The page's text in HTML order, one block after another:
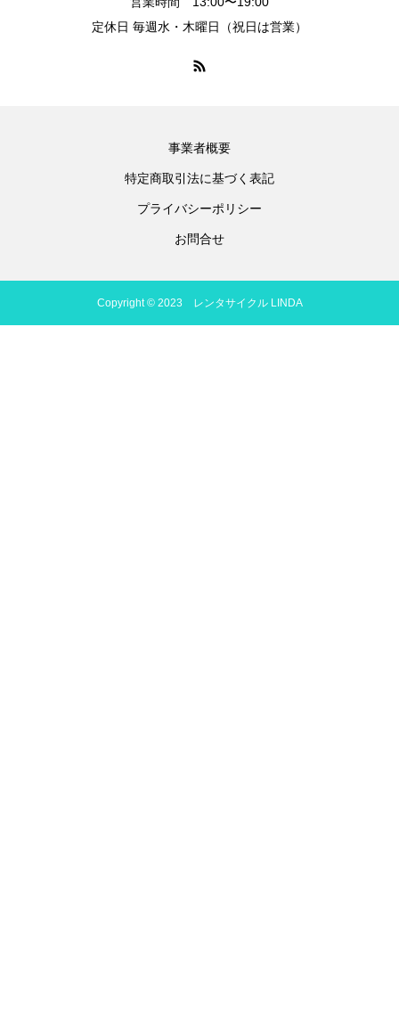
定休日 毎週水・木曜日（祝日は営業）
事業者概要
特定商取引法に基づく表記
プライバシーポリシー
お問合せ
Copyright © 2023 レンタサイクル LINDA